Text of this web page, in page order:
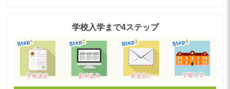
学校入学まで4ステップ